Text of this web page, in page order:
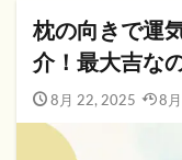
枕の向きで運
介！最大吉な
8月 22, 2025 8